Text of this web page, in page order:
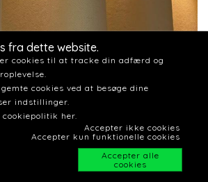
fra dette website.
cookies til at tracke din adfærd og
cookies ved at besøge dine
indstillinger.
her.
Accepter ikke cookies
Accepter kun funktionelle cookies
Accepter alle
cookies